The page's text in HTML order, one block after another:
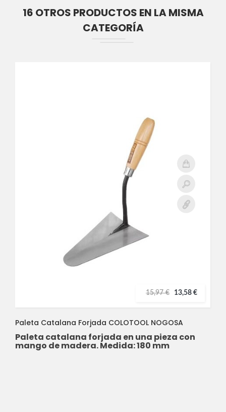
16 OTROS PRODUCTOS EN LA MISMA
CATEGORÍA
15,97 € 13,58 €
Paleta Catalana Forjada COLOTOOL NOGOSA
Paleta catalana forjada en una pieza con
mango de madera. Medida: 180 mm